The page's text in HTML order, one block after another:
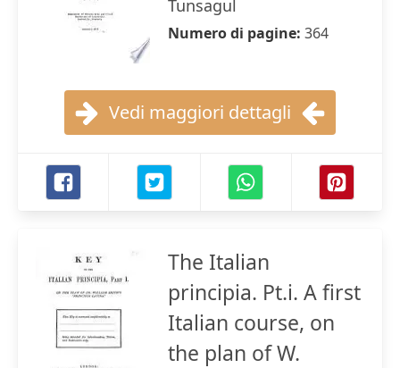
Tunsagul
Numero di pagine: 364
Vedi maggiori dettagli
The Italian
principia. Pt.i. A first
Italian course, on
the plan of W.